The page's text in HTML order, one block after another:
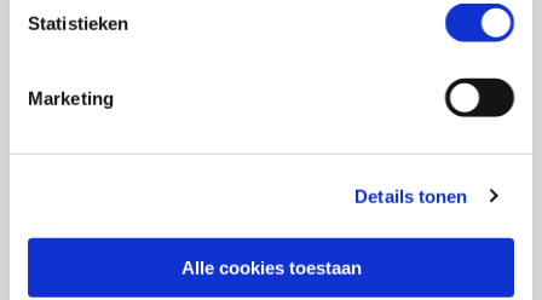
Statistieken
Marketing
Details tonen
Alle cookies toestaan
voor mensen met chronische darmziektes zoals de ziekte
van Crohn, colitis ulcerosa en microscopische colitis.
Deze ontstekingsziektes noemt men ook wel
Inflammatory Bowel Disease (IBD). Crohn & Colitis NL zet
zich al sinds 1979 in om de belangen van mensen met
IBD te behartigen. Evenals de belangen van mensen met
short bowel/darmfalen.